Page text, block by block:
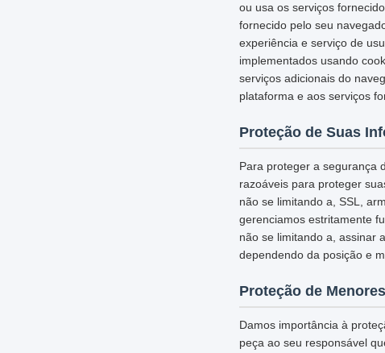
ou usa os serviços
fornecido pelo seu
experiência e serviço de
implementados usando
serviços adicionais do
plataforma e aos serviços
Proteção de Suas
Para proteger a segurança
razoáveis para proteger
não se limitando a, SSL,
gerenciamos estritamente
não se limitando a, assinar
dependendo da posição e
Proteção de Menores
Damos importância à
peça ao seu responsável